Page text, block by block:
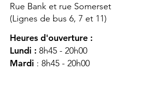
Rue Bank et rue Somerset
(Lignes de bus 6, 7 et 11)
Heures d'ouverture :
Lundi : 8h45 - 20h00
Mardi : 8h45 - 20h00